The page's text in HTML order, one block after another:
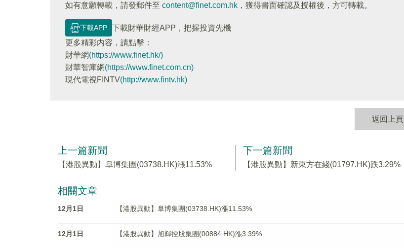
如有意願轉載，請發郵件至 content@finet.com.hk ，獲得書面確認及授權後，方可轉載。
下載APP
下載財華財經APP，把握投資先機
更多精彩内容，請點擊：
財華網(https://www.finet.hk/)
財華智庫網(https://www.finet.com.cn)
現代電視FINTV(http://www.fintv.hk)
返回上頁
上一篇新聞
【港股異動】阜博集團(03738.HK)漲11.53%
下一篇新聞
【港股異動】新東方在綫(01797.HK)跌3.29%
相關文章
12月1日 【港股異動】阜博集團(03738.HK)漲11.53%
12月1日 【港股異動】旭輝控股集團(00884.HK)漲3.39%